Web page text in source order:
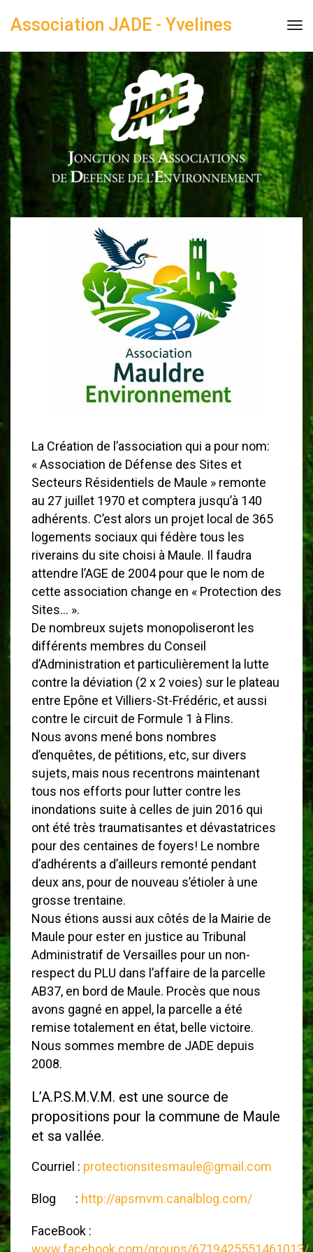
Association JADE - Yvelines
La Création de l’association qui a pour nom:
« Association de Défense des Sites et
Secteurs Résidentiels de Maule » remonte
au 27 juillet 1970 et comptera jusqu’à 140
adhérents. C’est alors un projet local de 365
logements sociaux qui fédère tous les
riverains du site choisi à Maule. Il faudra
attendre l’AGE de 2004 pour que le nom de
cette association change en « Protection des
Sites… ».
De nombreux sujets monopoliseront les
différents membres du Conseil
d’Administration et particulièrement la lutte
contre la déviation (2 x 2 voies) sur le plateau
entre Epône et Villiers-St-Frédéric, et aussi
contre le circuit de Formule 1 à Flins.
Nous avons mené bons nombres
d’enquêtes, de pétitions, etc, sur divers
sujets, mais nous recentrons maintenant
tous nos efforts pour lutter contre les
inondations suite à celles de juin 2016 qui
ont été très traumatisantes et dévastatrices
pour des centaines de foyers! Le nombre
d’adhérents a d’ailleurs remonté pendant
deux ans, pour de nouveau s’étioler à une
grosse trentaine.
Nous étions aussi aux côtés de la Mairie de
Maule pour ester en justice au Tribunal
Administratif de Versailles pour un non-
respect du PLU dans l’affaire de la parcelle
AB37, en bord de Maule. Procès que nous
avons gagné en appel, la parcelle a été
remise totalement en état, belle victoire.
Nous sommes membre de JADE depuis
2008.
L’A.P.S.M.V.M. est une source de
propositions pour la commune de Maule
et sa vallée.
Courriel : protectionsitesmaule@gmail.com
Blog : http://apsmvm.canalblog.com/
FaceBook :
www.facebook.com/groups/6719425551461013/